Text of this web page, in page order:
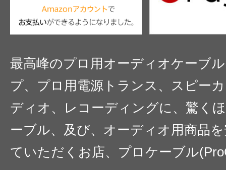
最高峰のプロ用オーディオケーブ
プ、プロ用電源トランス、スピー
ディオ、レコーディングに、驚く
ーブル、及び、オーディオ用商品
ていただくお店、プロケーブル